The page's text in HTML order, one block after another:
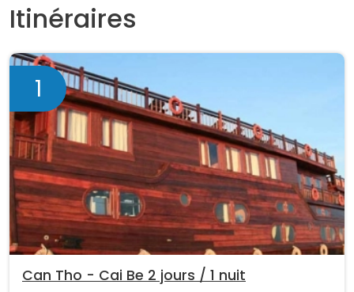
Itinéraires
1
Can Tho - Cai Be 2 jours / 1 nuit